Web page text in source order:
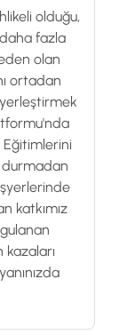
olduğu,
fazla
olan
ortadan
yerleştirmek
Eğitimlerini
durmadan
katkımız